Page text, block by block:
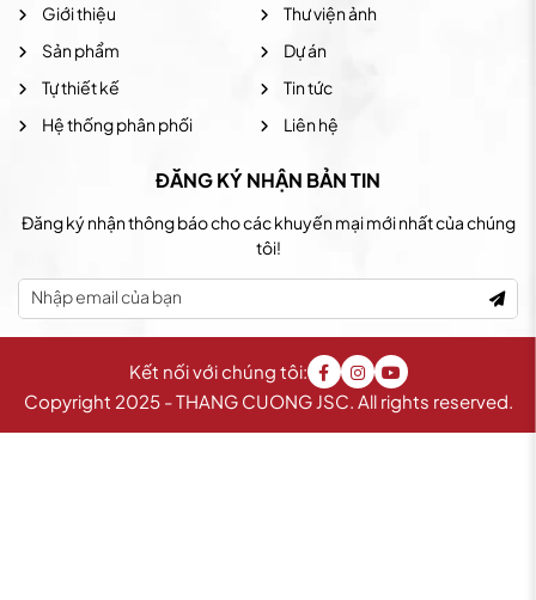
Giới thiệu
Sản phẩm
Tự thiết kế
Hệ thống phân phối
Thư viện ảnh
Dự án
Tin tức
Liên hệ
ĐĂNG KÝ NHẬN BẢN TIN
Đăng ký nhận thông báo cho các khuyến mại mới nhất của chúng
tôi!
Copyright 2025 - THANG CUONG JSC. All rights reserved.
Kết nối với chúng tôi: